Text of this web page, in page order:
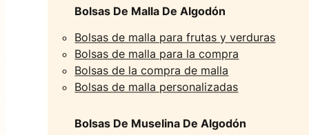
Bolsas De Malla De Algodón
Bolsas de malla para frutas y verduras
Bolsas de malla para la compra
Bolsas de la compra de malla
Bolsas de malla personalizadas
Bolsas De Muselina De Algodón